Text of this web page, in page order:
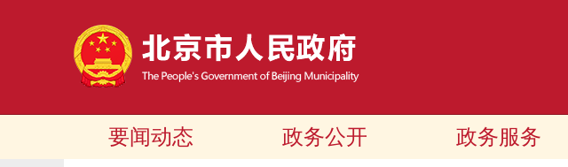
要闻动态 政务公开 政务服务